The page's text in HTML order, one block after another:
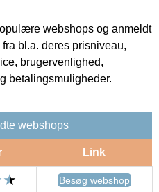
webshops og anmeldt
bl.a. deres prisniveau,
brugervenlighed,
betalingsmuligheder.
webshops
Link
Besøg webshop